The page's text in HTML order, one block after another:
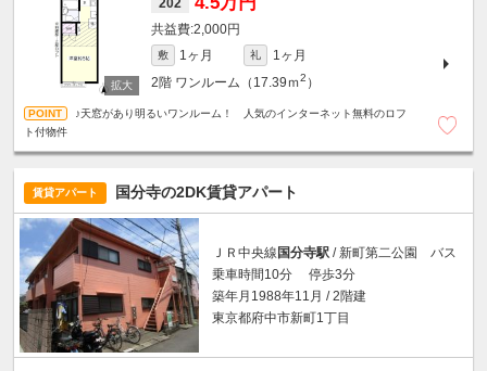
202
2,000円
敷 1ヶ月 礼
1ヶ月
2階 ワンルーム（17.39ｍ2 ）
♪天窓があり明るいワンルーム！ 人気のインターネット無料のロフ
ト付物件
賃貸アパート 国分寺の2DK賃貸アパート
ＪＲ中央線国分寺駅 / 新町第二公園 バス
乗車時間10分 停歩3分
築年月1988年11月 / 2階建
東京都府中市新町1丁目